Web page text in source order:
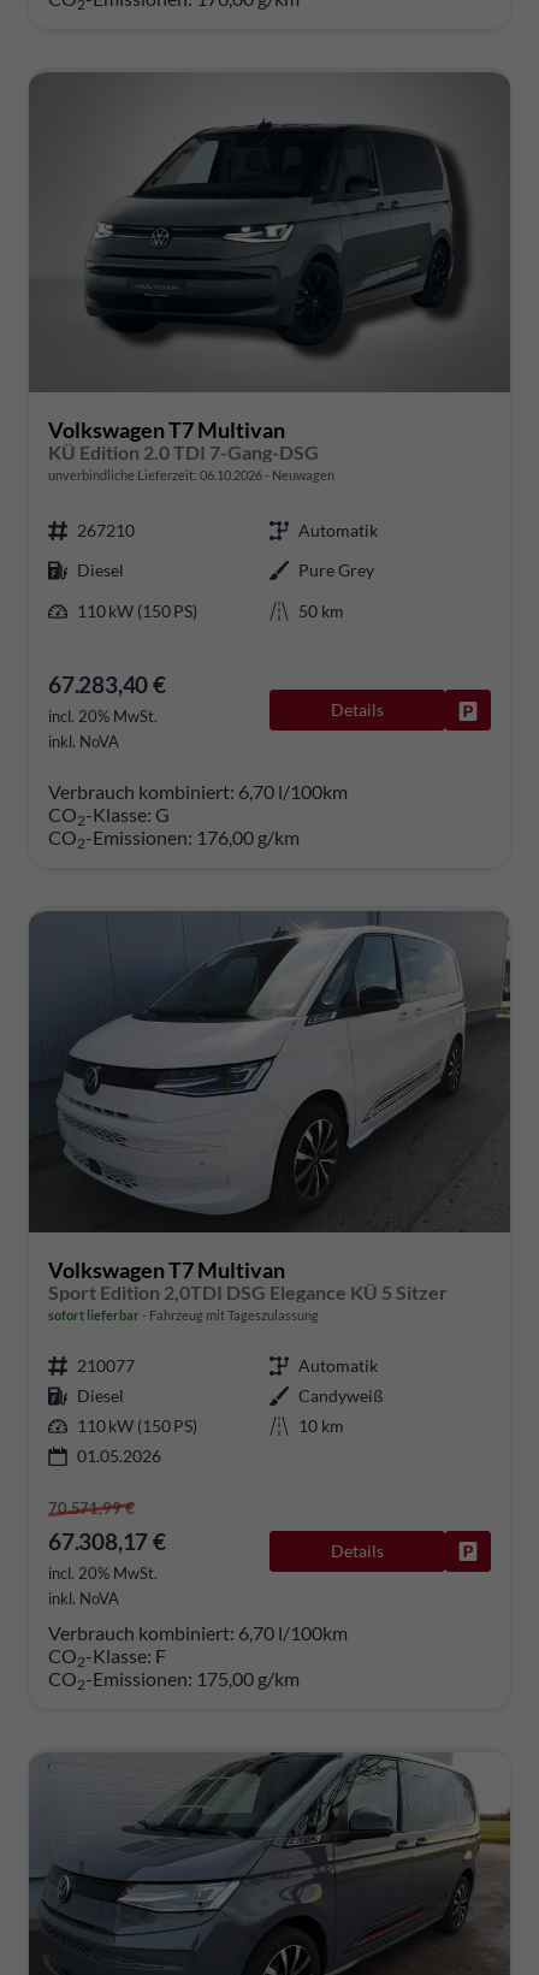
2
Volkswagen T7 Multivan
KÜ Edition 2.0 TDI 7-Gang-DSG
unverbindliche Lieferzeit: 06.10.2026 Neuwagen
267210
Automatik
Diesel
Pure Grey
110 kW (150 PS)
50 km
67.283,40 €
incl. 20% MwSt.
inkl. NoVA
Details
Verbrauch kombiniert: 6,70 l/100km
CO2-Klasse: G
CO2-Emissionen: 176,00 g/km
Volkswagen T7 Multivan
Sport Edition 2,0TDI DSG Elegance KÜ 5 Sitzer
sofort lieferbar Fahrzeug mit Tageszulassung
210077
Automatik
Diesel
Candyweiß
110 kW (150 PS)
10 km
01.05.2026
70.571,99 €
67.308,17 €
incl. 20% MwSt.
inkl. NoVA
Details
Verbrauch kombiniert: 6,70 l/100km
CO2-Klasse: F
CO2-Emissionen: 175,00 g/km